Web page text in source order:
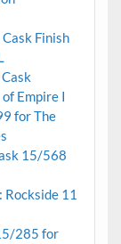
Finish
Empire I
for The
15/568
Rockside 11
285 for